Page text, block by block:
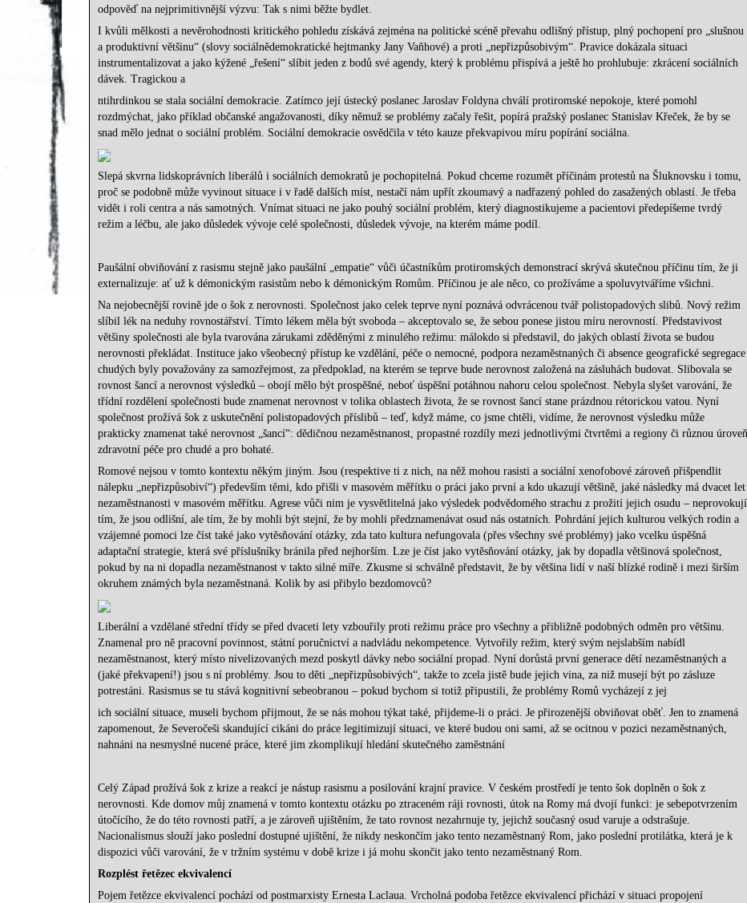
odpověď na nejprimitivnější výzvu: Tak s nimi běžte bydlet.
I kvůli mělkosti a nevěrohodnosti kritického pohledu získává zejména na politické scéně převahu odlišný přístup, plný pochopení pro „slušnou
a produktivní většinu“ (slovy sociálnědemokratické hejtmanky Jany Vaňhové) a proti „nepřizpůsobivým“. Pravice dokázala situaci
instrumentalizovat a jako kýžené „řešení“ slíbit jeden z bodů své agendy, který k problému přispívá a ještě ho prohlubuje: zkrácení sociálních
dávek. Tragickou a
ntihrdinkou se stala sociální demokracie. Zatímco její ústecký poslanec Jaroslav Foldyna chválí protiromské nepokoje, které pomohl
rozdmýchat, jako příklad občanské angažovanosti, díky němuž se problémy začaly řešit, popírá pražský poslanec Stanislav Křeček, že by se
snad mělo jednat o sociální problém. Sociální demokracie osvědčila v této kauze překvapivou míru popírání sociálna.
Slepá skvrna lidskoprávních liberálů i sociálních demokratů je pochopitelná. Pokud chceme rozumět příčinám protestů na Šluknovsku i tomu,
proč se podobně může vyvinout situace i v řadě dalších míst, nestačí nám upřít zkoumavý a nadřazený pohled do zasažených oblastí. Je třeba
vidět i roli centra a nás samotných. Vnímat situaci ne jako pouhý sociální problém, který diagnostikujeme a pacientovi předepíšeme tvrdý
režim a léčbu, ale jako důsledek vývoje celé společnosti, důsledek vývoje, na kterém máme podíl.
Paušální obviňování z rasismu stejně jako paušální „empatie“ vůči účastníkům protiromských demonstrací skrývá skutečnou příčinu tím, že ji
externalizuje: ať už k démonickým rasistům nebo k démonickým Romům. Příčinou je ale něco, co prožíváme a spoluvytváříme všichni.
Na nejobecnější rovině jde o šok z nerovnosti. Společnost jako celek teprve nyní poznává odvrácenou tvář polistopadových slibů. Nový režim
slíbil lék na neduhy rovnostářství. Tímto lékem měla být svoboda – akceptovalo se, že sebou ponese jistou míru nerovností. Představivost
většiny společnosti ale byla tvarována zárukami zděděnými z minulého režimu: málokdo si představil, do jakých oblastí života se budou
nerovnosti překládat. Instituce jako všeobecný přístup ke vzdělání, péče o nemocné, podpora nezaměstnaných či absence geografické segregace
chudých byly považovány za samozřejmost, za předpoklad, na kterém se teprve bude nerovnost založená na zásluhách budovat. Slibovala se
rovnost šancí a nerovnost výsledků – obojí mělo být prospěšné, neboť úspěšní potáhnou nahoru celou společnost. Nebyla slyšet varování, že
třídní rozdělení společnosti bude znamenat nerovnost v tolika oblastech života, že se rovnost šancí stane prázdnou rétorickou vatou. Nyní
společnost prožívá šok z uskutečnění polistopadových příslibů – teď, když máme, co jsme chtěli, vidíme, že nerovnost výsledku může
prakticky znamenat také nerovnost „šancí“: dědičnou nezaměstnanost, propastné rozdíly mezi jednotlivými čtvrtěmi a regiony či různou úroveň
zdravotní péče pro chudé a pro bohaté.
Romové nejsou v tomto kontextu někým jiným. Jsou (respektive ti z nich, na něž mohou rasisti a sociální xenofobové zároveň přišpendlit
nálepku „nepřizpůsobiví“) především těmi, kdo přišli v masovém měřítku o práci jako první a kdo ukazují většině, jaké následky má dvacet let
nezaměstnanosti v masovém měřítku. Agrese vůči nim je vysvětlitelná jako výsledek podvědomého strachu z prožití jejich osudu – neprovokují
tím, že jsou odlišní, ale tím, že by mohli být stejní, že by mohli předznamenávat osud nás ostatních. Pohrdání jejich kulturou velkých rodin a
vzájemné pomoci lze číst také jako vytěsňování otázky, zda tato kultura nefungovala (přes všechny své problémy) jako vcelku úspěšná
adaptační strategie, která své příslušníky bránila před nejhorším. Lze je číst jako vytěsňování otázky, jak by dopadla většinová společnost,
pokud by na ni dopadla nezaměstnanost v takto silné míře. Zkusme si schválně představit, že by většina lidí v naší blízké rodině i mezi širším
okruhem známých byla nezaměstnaná. Kolik by asi přibylo bezdomovců?
Liberální a vzdělané střední třídy se před dvaceti lety vzbouřily proti režimu práce pro všechny a přibližně podobných odměn pro většinu.
Znamenal pro ně pracovní povinnost, státní poručnictví a nadvládu nekompetence. Vytvořily režim, který svým nejslabším nabídl
nezaměstnanost, který místo nivelizovaných mezd poskytl dávky nebo sociální propad. Nyní dorůstá první generace dětí nezaměstnaných a
(jaké překvapení!) jsou s ní problémy. Jsou to děti „nepřizpůsobivých“, takže to zcela jistě bude jejich vina, za niž musejí být po zásluze
potrestáni. Rasismus se tu stává kognitivní sebeobranou – pokud bychom si totiž připustili, že problémy Romů vycházejí z jej
ich sociální situace, museli bychom přijmout, že se nás mohou týkat také, přijdeme-li o práci. Je přirozenější obviňovat oběť. Jen to znamená
zapomenout, že Severočeši skandující cikáni do práce legitimizují situaci, ve které budou oni sami, až se ocitnou v pozici nezaměstnaných,
nahnáni na nesmyslné nucené práce, které jim zkomplikují hledání skutečného zaměstnání
Celý Západ prožívá šok z krize a reakcí je nástup rasismu a posilování krajní pravice. V českém prostředí je tento šok doplněn o šok z
nerovnosti. Kde domov můj znamená v tomto kontextu otázku po ztraceném ráji rovnosti, útok na Romy má dvojí funkci: je sebepotvrzením
útočícího, že do této rovnosti patří, a je zároveň ujištěním, že tato rovnost nezahrnuje ty, jejichž současný osud varuje a odstrašuje.
Nacionalismus slouží jako poslední dostupné ujištění, že nikdy neskončím jako tento nezaměstnaný Rom, jako poslední protilátka, která je k
dispozici vůči varování, že v tržním systému v době krize i já mohu skončit jako tento nezaměstnaný Rom.
Rozplést řetězec ekvivalencí
Pojem řetězce ekvivalencí pochází od postmarxisty Ernesta Laclaua. Vrcholná podoba řetězce ekvivalencí přichází v situaci propojení